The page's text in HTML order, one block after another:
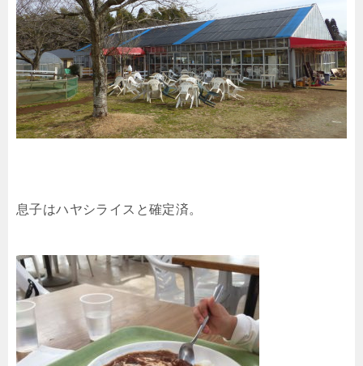
息子はハヤシライスと確定済。